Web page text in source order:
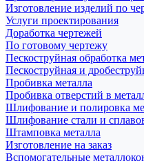
Изготовление изделий по
Услуги проектирования
Доработка чертежей
По готовому чертежу
Пескоструйная обработка
Пескоструйная и
Пробивка металла
Пробивка отверстий в
Шлифование и полировка
Шлифование стали и
Штамповка металла
Изготовление на заказ
Вспомогательные